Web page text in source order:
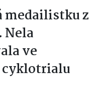
medailistku z
ve
cyklotrialu